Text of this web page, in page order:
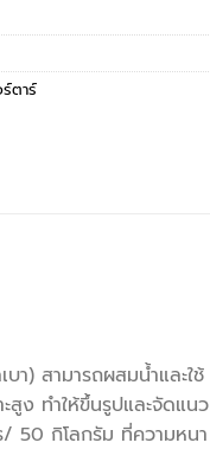
ตาร์
า) สามารถผสมน้ำและใช้
สูง ทำให้ขึ้นรูปและจัดแนว
50 กิโลกรัม ที่ความหนา